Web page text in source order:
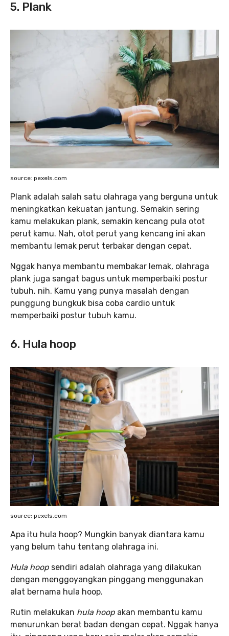
5. Plank
source: pexels.com
Plank adalah salah satu olahraga yang berguna untuk
meningkatkan kekuatan jantung. Semakin sering
kamu melakukan plank, semakin kencang pula otot
perut kamu. Nah, otot perut yang kencang ini akan
membantu lemak perut terbakar dengan cepat.
Nggak hanya membantu membakar lemak, olahraga
plank juga sangat bagus untuk memperbaiki postur
tubuh, nih. Kamu yang punya masalah dengan
punggung bungkuk bisa coba cardio untuk
memperbaiki postur tubuh kamu.
6. Hula hoop
source: pexels.com
Apa itu hula hoop? Mungkin banyak diantara kamu
yang belum tahu tentang olahraga ini.
Hula hoop sendiri adalah olahraga yang dilakukan
dengan menggoyangkan pinggang menggunakan
alat bernama hula hoop.
Rutin melakukan hula hoop akan membantu kamu
menurunkan berat badan dengan cepat. Nggak hanya